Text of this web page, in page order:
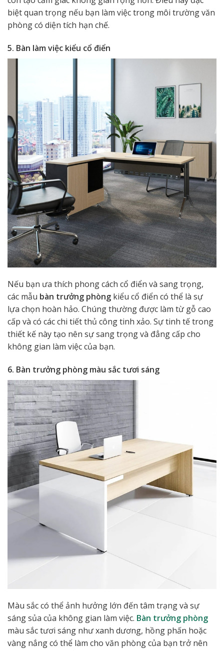
biệt quan trọng nếu bạn làm việc trong môi trường văn
phòng có diện tích hạn chế.
5. Bàn làm việc kiểu cổ điển
Nếu bạn ưa thích phong cách cổ điển và sang trọng,
các mẫu bàn trưởng phòng kiểu cổ điển có thể là sự
lựa chọn hoàn hảo. Chúng thường được làm từ gỗ cao
cấp và có các chi tiết thủ công tinh xảo. Sự tinh tế trong
thiết kế này tạo nên sự sang trọng và đẳng cấp cho
không gian làm việc của bạn.
6. Bàn trưởng phòng màu sắc tươi sáng
Màu sắc có thể ảnh hưởng lớn đến tâm trạng và sự
sáng sủa của không gian làm việc. Bàn trưởng phòng
màu sắc tươi sáng như xanh dương, hồng phấn hoặc
vàng nắng có thể làm cho văn phòng của bạn trở nên